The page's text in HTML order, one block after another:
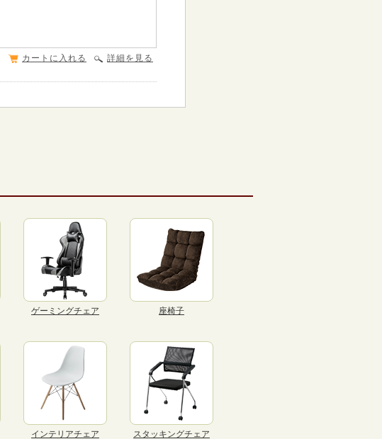
詳細を見る
カートに入れる
ゲーミングチェア 座椅子
インテリアチェア スタッキングチェア